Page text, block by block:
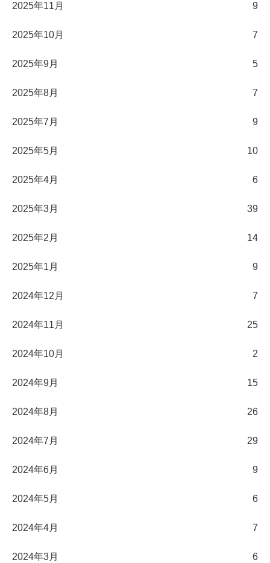
2025年11月 9
2025年10月 7
2025年9月 5
2025年8月 7
2025年7月 9
2025年5月 10
2025年4月 6
2025年3月 39
2025年2月 14
2025年1月 9
2024年12月 7
2024年11月 25
2024年10月 2
2024年9月 15
2024年8月 26
2024年7月 29
2024年6月 9
2024年5月 6
2024年4月 7
2024年3月 6